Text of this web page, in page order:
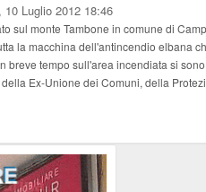
10 Luglio 2012 18:46
sul monte Tambone in comune di
la macchina dell'antincendio elbana
breve tempo sull'area incendiata si
Ex-Unione dei Comuni, della